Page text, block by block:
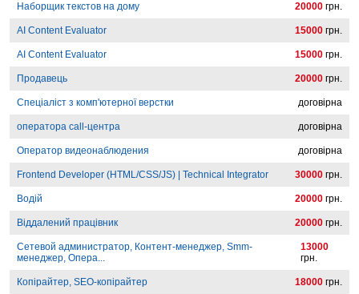
Наборщик текстов на дому 20000 грн.
AI Content Evaluator 15000 грн.
AI Content Evaluator 15000 грн.
Продавець 20000 грн.
Спеціаліст з комп'ютерної верстки договірна
оператора call-центра договірна
Оператор видеонаблюдения договірна
Frontend Developer (HTML/CSS/JS) | Technical Integrator 30000 грн.
Водій 20000 грн.
Віддалений працівник 20000 грн.
Сетевой администратор, Контент-менеджер, Smm-
менеджер, Опера...
13000
грн.
Копірайтер, SEO-копірайтер 18000 грн.